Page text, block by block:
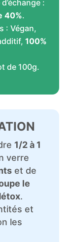
:
40%.
: Végan,
100%
de 100g.
1/2 à 1
verre
et de
le
.
et
les